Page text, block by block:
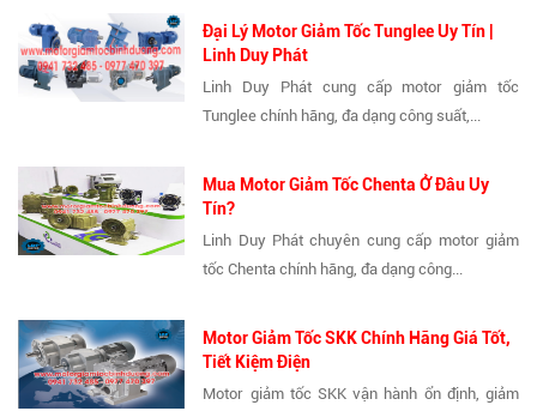
Đại Lý Motor Giảm Tốc Tunglee Uy Tín |
Linh Duy Phát
Linh Duy Phát cung cấp motor giảm tốc
Tunglee chính hãng, đa dạng công suất,...
Mua Motor Giảm Tốc Chenta Ở Đâu Uy
Tín?
Linh Duy Phát chuyên cung cấp motor giảm
tốc Chenta chính hãng, đa dạng công...
Motor Giảm Tốc SKK Chính Hãng Giá Tốt,
Tiết Kiệm Điện
Motor giảm tốc SKK vận hành ổn định, giảm